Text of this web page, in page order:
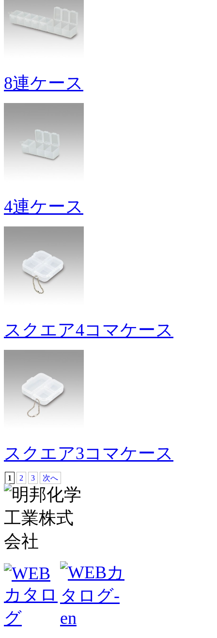
8連ケース
4連ケース
スクエア4コマケース
スクエア3コマケース
1 2 3 次へ